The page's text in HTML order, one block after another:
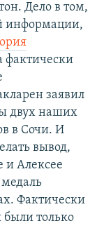
Дело в том,
информации,
фактически
заявил
двух наших
в Сочи. И
вывод,
и Алексее
Фактически
только